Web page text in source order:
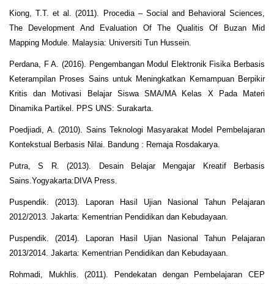
Kiong, T.T. et al. (2011). Procedia – Social and Behavioral Sciences,
The Development And Evaluation Of The Qualitis Of Buzan Mid
Mapping Module. Malaysia: Universiti Tun Hussein.
Perdana, F A. (2016). Pengembangan Modul Elektronik Fisika Berbasis
Keterampilan Proses Sains untuk Meningkatkan Kemampuan Berpikir
Kritis dan Motivasi Belajar Siswa SMA/MA Kelas X Pada Materi
Dinamika Partikel. PPS UNS: Surakarta.
Poedjiadi, A. (2010). Sains Teknologi Masyarakat Model Pembelajaran
Kontekstual Berbasis Nilai. Bandung : Remaja Rosdakarya.
Putra, S R. (2013). Desain Belajar Mengajar Kreatif Berbasis
Sains.Yogyakarta:DIVA Press.
Puspendik. (2013). Laporan Hasil Ujian Nasional Tahun Pelajaran
2012/2013. Jakarta: Kementrian Pendidikan dan Kebudayaan.
Puspendik. (2014). Laporan Hasil Ujian Nasional Tahun Pelajaran
2013/2014. Jakarta: Kementrian Pendidikan dan Kebudayaan.
Rohmadi, Mukhlis. (2011). Pendekatan dengan Pembelajaran CEP